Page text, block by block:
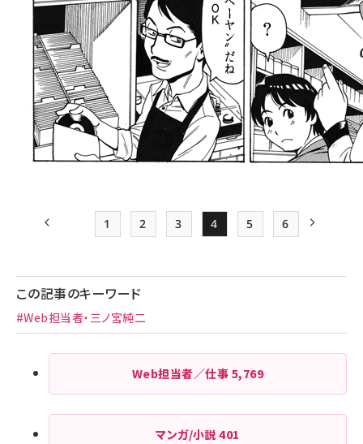
り
前ページ 先頭ページ
1
Page
2
Page
3
Page
4
Page
5
Page
6
この記事のキーワード
#Web担当者・三ノ宮純二
Web担当者／仕事 5,769
マンガ/小説401